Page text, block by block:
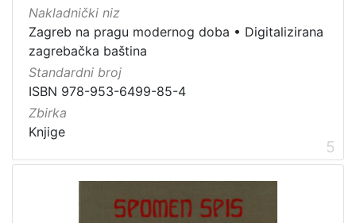
Nakladnički niz
Zagreb na pragu modernog doba • Digitalizirana
zagrebačka baština
Standardni broj
ISBN 978-953-6499-85-4
Zbirka
Knjige
5